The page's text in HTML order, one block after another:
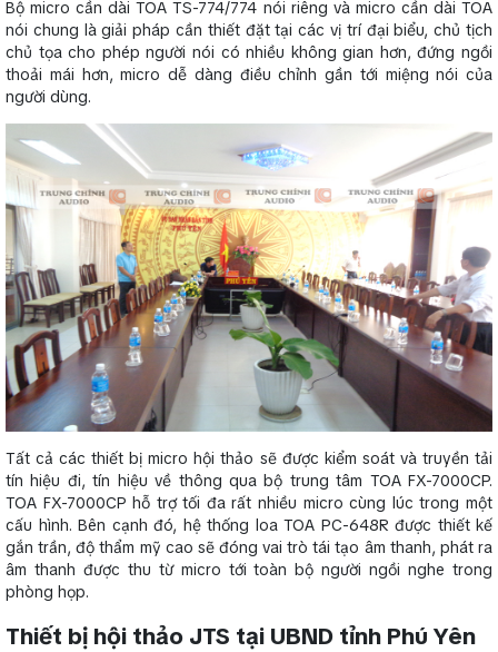
Bộ micro cần dài TOA TS-774/774 nói riêng và micro cần dài TOA
nói chung là giải pháp cần thiết đặt tại các vị trí đại biểu, chủ tịch
chủ tọa cho phép người nói có nhiều không gian hơn, đứng ngồi
thoải mái hơn, micro dễ dàng điều chỉnh gần tới miệng nói của
người dùng.
Tất cả các thiết bị micro hội thảo sẽ được kiểm soát và truyền tải
tín hiệu đi, tín hiệu về thông qua bộ trung tâm TOA FX-7000CP.
TOA FX-7000CP hỗ trợ tối đa rất nhiều micro cùng lúc trong một
cấu hình. Bên cạnh đó, hệ thống loa TOA PC-648R được thiết kế
gắn trần, độ thẩm mỹ cao sẽ đóng vai trò tái tạo âm thanh, phát ra
âm thanh được thu từ micro tới toàn bộ người ngồi nghe trong
phòng họp.
Thiết bị hội thảo JTS tại UBND tỉnh Phú Yên